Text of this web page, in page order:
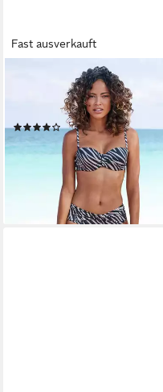
Fast ausverkauft
Bügel-Bandeau-Bikini-Top Kaa,
mit Animal-Design
(16)
37,99 € 54,99 €
lieferbar - in 1-2 Werktagen bei dir